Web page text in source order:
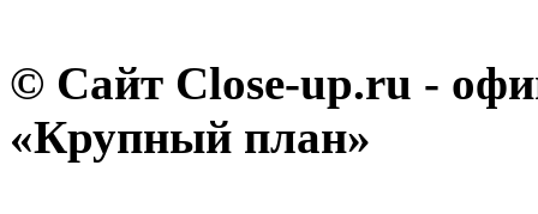
© Сайт Close-up.ru -
«Крупный план»